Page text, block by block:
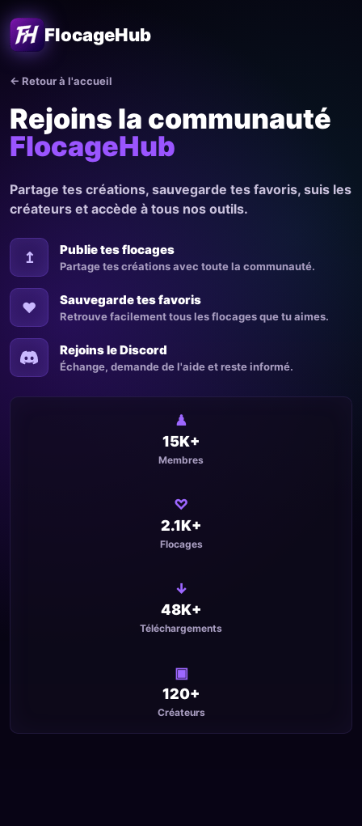
FlocageHub
← Retour à l'accueil
Rejoins la communauté
FlocageHub
Partage tes créations, sauvegarde tes favoris, suis les
créateurs et accède à tous nos outils.
↥ Publie tes flocages
Partage tes créations avec toute la communauté.
♥ Sauvegarde tes favoris
Retrouve facilement tous les flocages que tu aimes.
Rejoins le Discord
Échange, demande de l'aide et reste informé.
♟
15K+
Membres
♡
2.1K+
Flocages
↓
48K+
Téléchargements
▣
120+
Créateurs